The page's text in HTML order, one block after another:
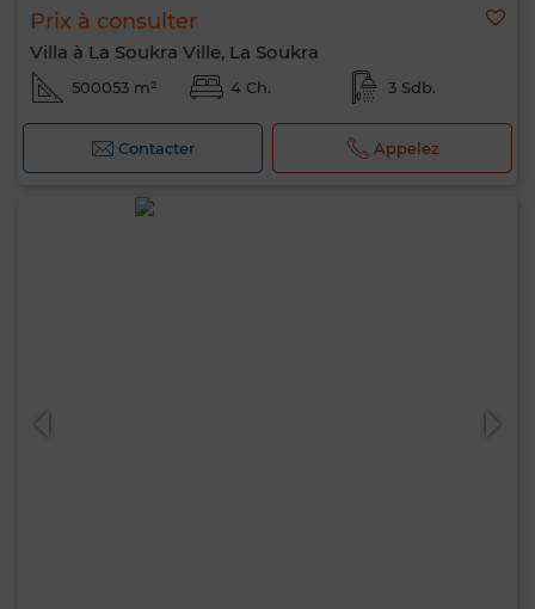
Prix à consulter
Villa à La Soukra Ville, La Soukra
500053 m² 4 Ch. 3 Sdb.
Contacter Appelez